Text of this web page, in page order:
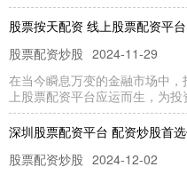
股票按天配资 线上股票配资平
股票配资炒股 2024-11-29
在当今瞬息万变的金融市场中
上股票配资平台应运而生，为
深圳股票配资平台 配资炒股首
股票配资炒股 2024-12-02